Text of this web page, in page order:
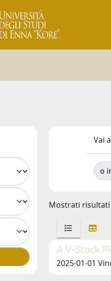
Vai
o
Mostrati risultati
A V-Stack
2025-01-01